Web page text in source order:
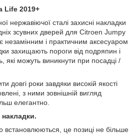
Life 2019+
нержавіючої сталі захисні накладки
зсувних дверей для Citroen Jumpy
незамінним і практичним аксесуаром
захищають пороги від подряпин і
які можуть виникнути при посадці /
довгі роки завдяки високій якості
з ними зовнішній вигляд
елегантно.
встановлюються, це позиці не більше